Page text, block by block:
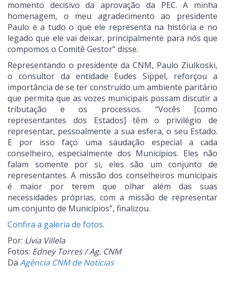
momento decisivo da aprovação da PEC. A minha
homenagem, o meu agradecimento ao presidente
Paulo e a tudo o que ele representa na história e no
legado que ele vai deixar, principalmente para nós que
compomos o Comitê Gestor” disse.
Representando o presidente da CNM, Paulo Ziulkoski,
o consultor da entidade Eudes Sippel, reforçou a
importância de se ter construído um ambiente paritário
que permita que as vozes municipais possam discutir a
tributação e os processos. “Vocês [como
representantes dos Estados] têm o privilégio de
representar, pessoalmente a sua esfera, o seu Estado.
E por isso faço uma saudação especial a cada
conselheiro, especialmente dos Municípios. Eles não
falam somente por si, eles são um conjunto de
representantes. A missão dos conselheiros municipais
é maior por terem que olhar além das suas
necessidades próprias, com a missão de representar
um conjunto de Municípios”, finalizou.
Confira a galeria de fotos.
Por: Lívia Villela
Fotos: Edney Torres / Ag. CNM
Da Agência CNM de Notícias